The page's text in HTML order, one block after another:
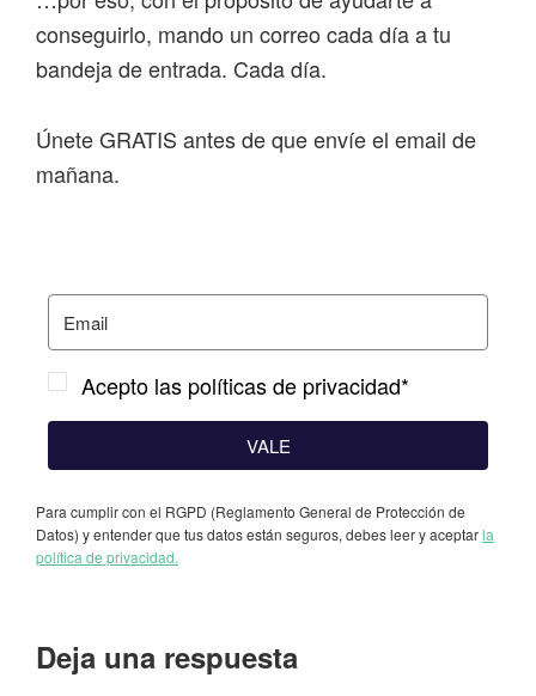
conseguirlo, mando un correo cada día a tu
bandeja de entrada. Cada día.
Únete GRATIS antes de que envíe el email de
mañana.
Acepto las políticas de privacidad*
VALE
Para cumplir con el RGPD (Reglamento General de Protección de
Datos) y entender que tus datos están seguros, debes leer y aceptarla
política de privacidad.
Interacciones
Deja una respuesta